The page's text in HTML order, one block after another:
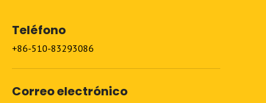
Teléfono
+86-510-83293086
Correo electrónico